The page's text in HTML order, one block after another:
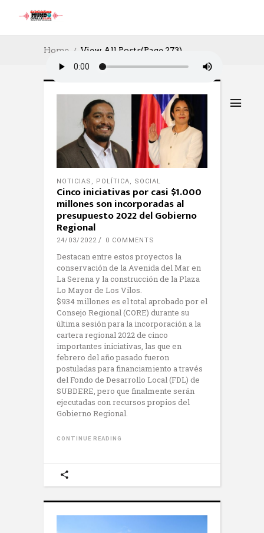
Home View All Posts(Page 273)
NOTICIAS , POLÍTICA, SOCIAL
Cinco iniciativas por casi $1.000
millones son incorporadas al
presupuesto 2022 del Gobierno
Regional
24/03/2022 0 COMMENTS
Destacan entre estos proyectos la
conservación de la Avenida del Mar en
La Serena y la construcción de la Plaza
Lo Mayor de Los Vilos.
$934 millones es el total aprobado por el
Consejo Regional (CORE) durante su
última sesión para la incorporación a la
cartera regional 2022 de cinco
importantes iniciativas, las que en
febrero del año pasado fueron
postuladas para financiamiento a través
del Fondo de Desarrollo Local (FDL) de
SUBDERE, pero que finalmente serán
ejecutadas con recursos propios del
Gobierno Regional.
CONTINUE READING